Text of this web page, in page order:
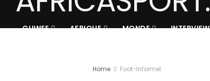
GUINEE AFRIQUE MONDE INTERVIEW
Home Foot-Informel